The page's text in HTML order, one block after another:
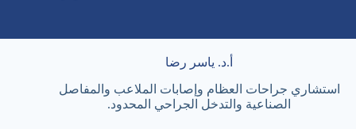
أ.د. ياسر رضا
استشاري جراحات العظام وإصابات الملاعب والمفاصل
الصناعية والتدخل الجراحي المحدود.